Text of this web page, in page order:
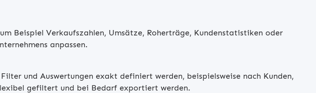
Beispiel Verkaufszahlen, Umsätze, Roherträge, Kundenstatistiken oder
anpassen.
und Auswertungen exakt definiert werden, beispielsweise nach Kunden,
gefiltert und bei Bedarf exportiert werden.